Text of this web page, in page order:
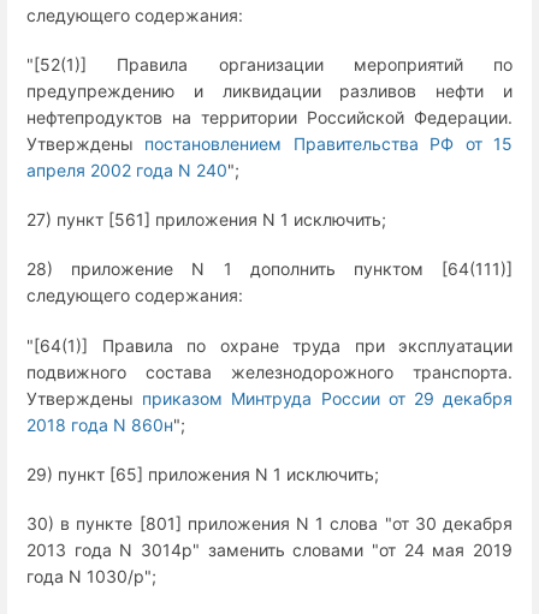
следующего содержания:
"[52(1)] Правила организации мероприятий по
предупреждению и ликвидации разливов нефти и
нефтепродуктов на территории Российской Федерации.
Утверждены постановлением Правительства РФ от 15
апреля 2002 года N 240";
27) пункт [561] приложения N 1 исключить;
28) приложение N 1 дополнить пунктом [64(111)]
следующего содержания:
"[64(1)] Правила по охране труда при эксплуатации
подвижного состава железнодорожного транспорта.
Утверждены приказом Минтруда России от 29 декабря
2018 года N 860н";
29) пункт [65] приложения N 1 исключить;
30) в пункте [801] приложения N 1 слова "от 30 декабря
2013 года N 3014р" заменить словами "от 24 мая 2019
года N 1030/р";